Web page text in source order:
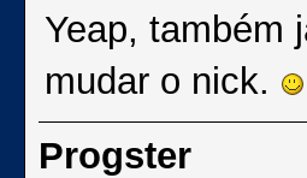
Yeap, também
mudar o nick.
Progster